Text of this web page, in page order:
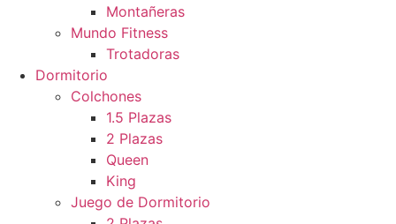
Montañeras
Mundo Fitness
Trotadoras
Dormitorio
Colchones
1.5 Plazas
2 Plazas
Queen
King
Juego de Dormitorio